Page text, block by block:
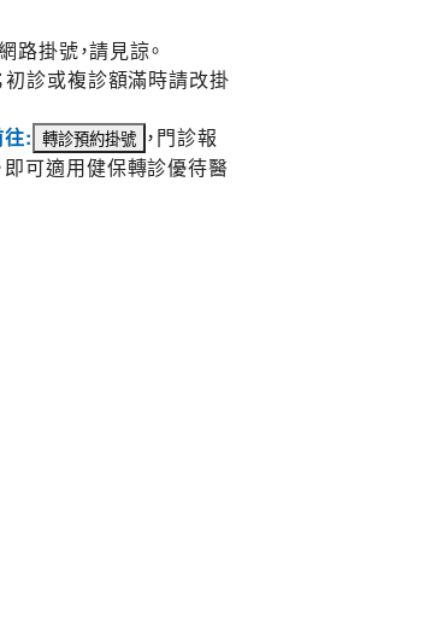
掛號，請見諒。
初診或複診額滿時請改掛
:
，門診報
可適用健保轉診優待醫